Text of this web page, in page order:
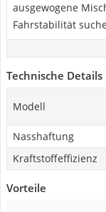
ausgewogene
Fahrstabilität
Technische Details
Modell
Nasshaftung
Kraftstoffeffizienz
Vorteile